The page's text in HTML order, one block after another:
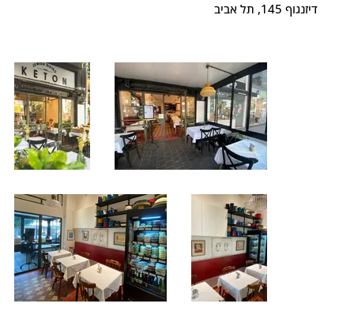
דיזנגוף 145, תל אביב